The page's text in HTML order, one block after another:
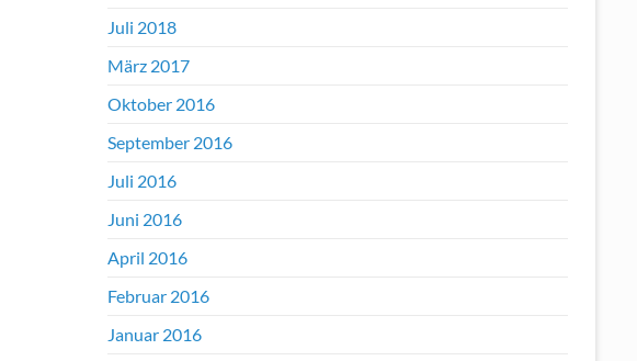
Juli 2018
März 2017
Oktober 2016
September 2016
Juli 2016
Juni 2016
April 2016
Februar 2016
Januar 2016